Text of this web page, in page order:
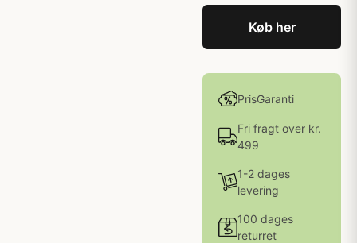
Køb her
PrisGaranti
Fri fragt over kr.
499
1-2 dages
levering
100 dages
returret